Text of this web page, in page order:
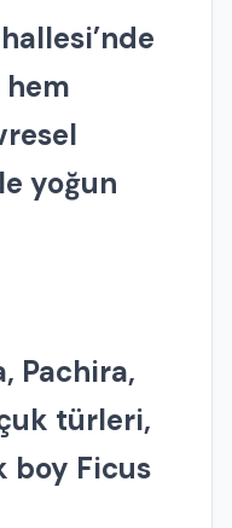
yoğun
Pachira,
türleri,
boy Ficus